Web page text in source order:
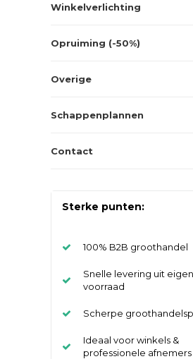
Winkelverlichting
Opruiming (-50%)
Overige
Schappenplannen
Contact
Sterke punten:
100% B2B groothandel
Snelle levering uit eigen
voorraad
Scherpe
Ideaal voor winkels &
professionele afnemers